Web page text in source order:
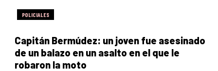
POLICIALES
Capitán Bermúdez: un joven fue asesinado
de un balazo en un asalto en el que le
robaron la moto